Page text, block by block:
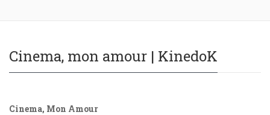
Cinema, mon amour | KinedoK
Cinema, Mon Amour